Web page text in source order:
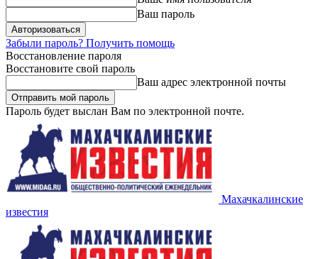
Ваш пароль
Забыли пароль? Получить помощь
Восстановление пароля
Восстановите свой пароль
Ваш адрес электронной почты
Пароль будет выслан Вам по электронной почте.
Махачкалинские
известия